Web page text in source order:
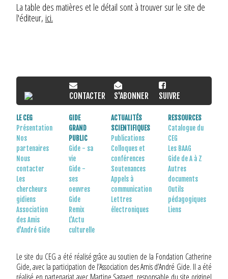
La table des matières et le détail sont à trouver sur le site de
l'éditeur, ici.
CONTACTER S'ABONNER SUIVRE
LE CEG
Présentation
Nos
partenaires
Nous
contacter
Les
chercheurs
gidiens
Association
des Amis
d'André Gide
GIDE
GRAND
PUBLIC
Gide - sa
vie
Gide -
ses
oeuvres
Gide
Remix
L'Actu
culturelle
ACTUALITÉS
SCIENTIFIQUES
Publications
Colloques et
conférences
Soutenances
Appels à
communication
Lettres
électroniques
RESSOURCES
Catalogue du
CEG
Les BAAG
Gide de A à Z
Autres
documents
Outils
pédagogiques
Liens
Le site du CEG a été réalisé grâce au soutien de la Fondation Catherine
Gide, avec la participation de l’Association des Amis d’André Gide. Il a été